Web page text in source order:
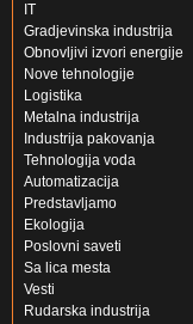
IT
Gradjevinska industrija
Obnovljivi izvori energije
Nove tehnologije
Logistika
Metalna industrija
Industrija pakovanja
Tehnologija voda
Automatizacija
Predstavljamo
Ekologija
Poslovni saveti
Sa lica mesta
Vesti
Rudarska industrija